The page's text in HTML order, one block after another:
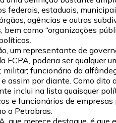
federais, estaduais,
agências e outras
como “organizações
um representante de
FCPA, poderia ser qualquer
militar; funcionário da
assim por diante. Como dito
inclui na lista quaisquer
e funcionários de
a Petrobras.